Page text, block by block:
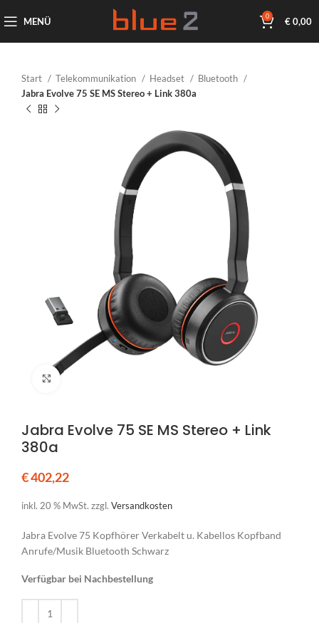
MENÜ 0 €0,00
Start Telekommunikation Headset
Bluetooth
Jabra Evolve 75 SE MS Stereo + Link 380a
Klicken um zu vergrößern
Jabra Evolve 75 SE MS Stereo + Link
380a
€402,22
inkl. 20 % MwSt. zzgl. Versandkosten
Jabra Evolve 75 Kopfhörer Verkabelt u. Kabellos Kopfband
Anrufe/Musik Bluetooth Schwarz
Verfügbar bei Nachbestellung